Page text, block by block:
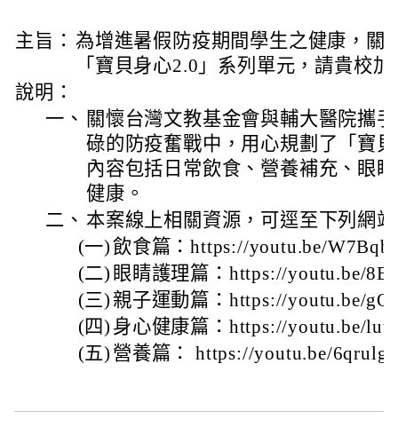
主旨： 為增進暑假防疫期間學生之健康，關
「寶貝身心2.0」系列單元，請貴校
說明：
一、 關懷台灣文教基金會與輔大醫院攜
碌的防疫奮戰中，用心規劃了「寶
內容包括日常飲食、營養補充、眼
健康。
二、 本案線上相關資源，可逕至下列網
(一)飲食篇：https://youtu.be/
(二) 眼睛護理篇：https://youtu.be/
(三)親子運動篇：https://youtu.be/
(四) 身心健康篇：https://youtu.be/
(五) 營養篇： https://youtu.be/